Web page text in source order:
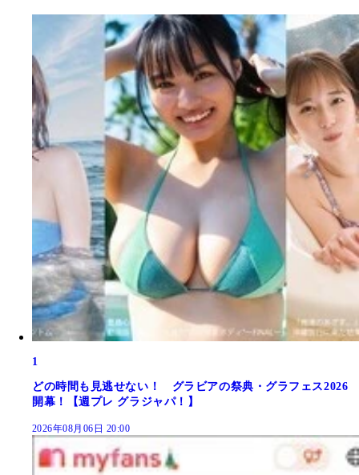
1
どの時間も見逃せない！ グラビアの祭典・グラフェス2026
開幕！【週プレ グラジャパ！】
2026年08月06日 20:00